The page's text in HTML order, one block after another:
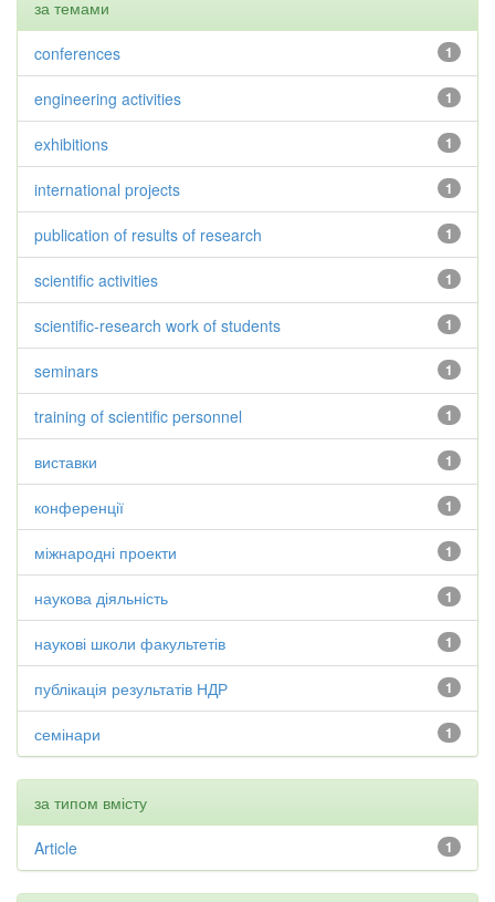
за темами
1
conferences
1
engineering activities
1
exhibitions
1
international projects
1
publication of results of research
1
scientific activities
1
scientific-research work of students
1
seminars
1
training of scientific personnel
1
виставки
1
конференції
1
міжнародні проекти
1
наукова діяльність
1
наукові школи факультетів
1
публікація результатів НДР
1
семінари
за типом вмісту
1
Article